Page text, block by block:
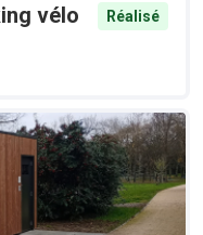
vélo
Réalisé